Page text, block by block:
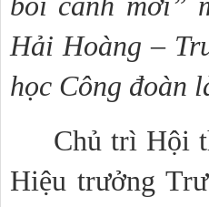
Hải Hoàng –
học Công đoàn
Chủ trì Hội
Hiệu trưởng